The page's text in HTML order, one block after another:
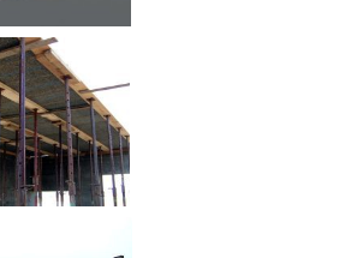
в будівництві —